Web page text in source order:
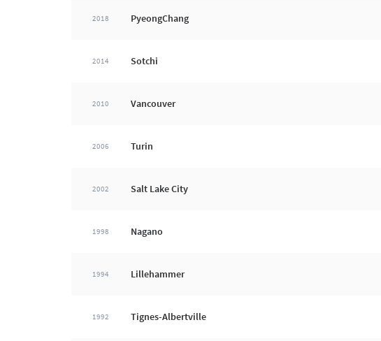
2018 PyeongChang
2014 Sotchi
2010 Vancouver
2006 Turin
2002 Salt Lake City
1998 Nagano
1994 Lillehammer
1992 Tignes-Albertville